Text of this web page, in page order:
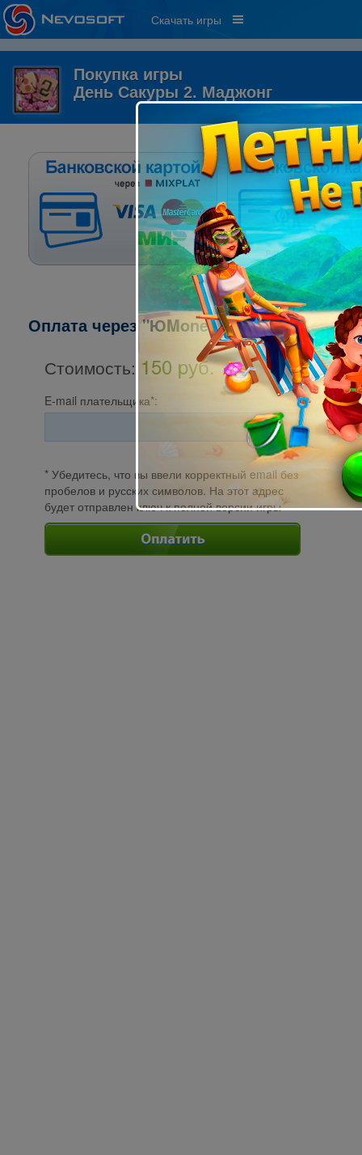
Скачать игры
Покупка игры
День Сакуры 2. Маджонг
Оплата через "ЮMoney"
Стоимость: 150 pуб.
E-mail плательщика*:
* Убедитесь, что вы ввели корректный email без
пробелов и русских символов. На этот адрес
будет отправлен ключ к полной версии игры